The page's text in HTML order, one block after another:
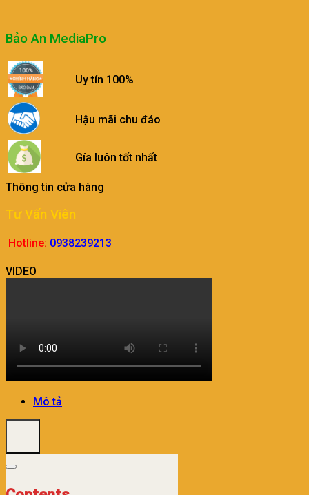
Bảo An MediaPro
Uy tín 100%
Hậu mãi chu đáo
Gía luôn tốt nhất
Thông tin cửa hàng
Tư Vấn Viên
Hotline: 0938239213
VIDEO
Mô tả